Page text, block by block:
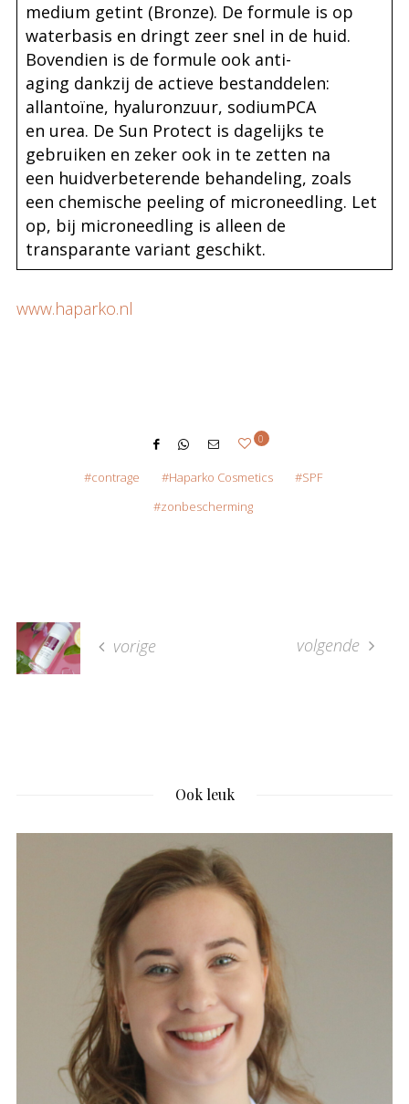
medium getint (Bronze). De formule is op
waterbasis en dringt zeer snel in de huid.
Bovendien is de formule ook anti-
aging dankzij de actieve bestanddelen:
allantoïne, hyaluronzuur, sodiumPCA
en urea. De Sun Protect is dagelijks te
gebruiken en zeker ook in te zetten na
een huidverbeterende behandeling, zoals
een chemische peeling of microneedling. Let
op, bij microneedling is alleen de
transparante variant geschikt.
www.haparko.nl
0
contrage Haparko Cosmetics
SPF
zonbescherming
vorige volgende
Ook leuk